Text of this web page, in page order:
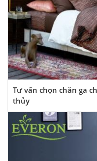
Tư vấn chọn chăn ga
thủy